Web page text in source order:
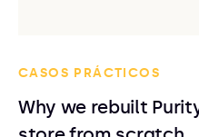
CASOS PRÁCTICOS
Why we rebuilt